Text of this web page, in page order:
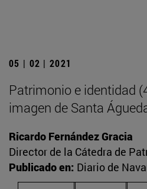
05 | 02 | 2021
Patrimonio e identidad
imagen de Santa
Ricardo Fernández Gracia
Director de la Cátedra de
Publicado en: Diario de